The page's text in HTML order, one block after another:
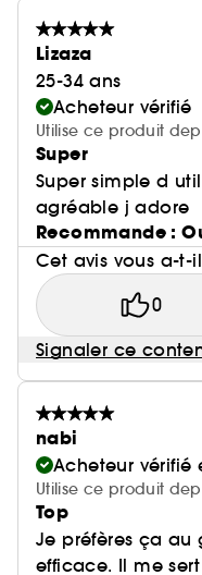
Lizaza
25-34 ans
Acheteur vérifié
Utilise ce produit
Super
Super simple d
agréable j adore
Recommande :
Cet avis vous a-t-
0
Signaler ce
nabi
Acheteur vérifié
Utilise ce produit
Top
Je préfères ça au
efficace. Il me